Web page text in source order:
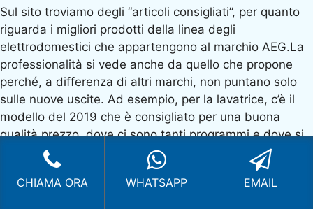
Sul sito troviamo degli “articoli consigliati”, per quanto
riguarda i migliori prodotti della linea degli
elettrodomestici che appartengono al marchio AEG.La
professionalità si vede anche da quello che propone
perché, a differenza di altri marchi, non puntano solo
sulle nuove uscite. Ad esempio, per la lavatrice, c’è il
modello del 2019 che è consigliato per una buona
qualità prezzo, dove ci sono tanti programmi e dove si
ha un consumo molto basso. I modelli di quest’anno
hanno dei programmi aggiunti che sono utili per
determinati utenti, ma che comunque non soddisfano
CHIAMA ORA WHATSAPP EMAIL